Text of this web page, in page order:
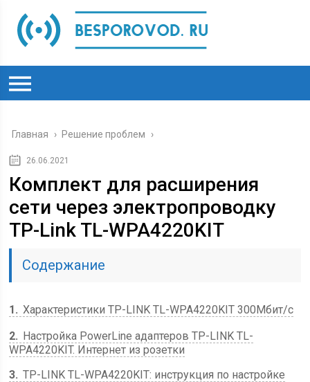
Главная › Решение проблем ›
26.06.2021
Комплект для расширения
сети через электропроводку
TP-Link TL-WPA4220KIT
Содержание
1
Характеристики TP-LINK TL-WPA4220KIT 300Мбит/с
2
Настройка PowerLine адаптеров TP-LINK TL-
WPA4220KIT. Интернет из розетки
3 TP-LINK TL-WPA4220KIT: инструкция по настройке